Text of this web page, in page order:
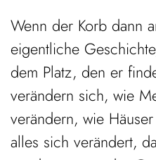
Wenn der Korb dann
eigentliche
dem Platz, den er
verändern sich, wie
verändern, wie
alles sich verändert,